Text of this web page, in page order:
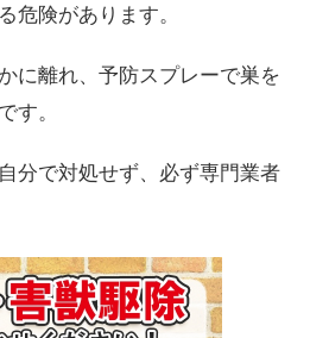
危険があります。
に離れ、予防スプレーで巣を
す。
分で対処せず、必ず専門業者